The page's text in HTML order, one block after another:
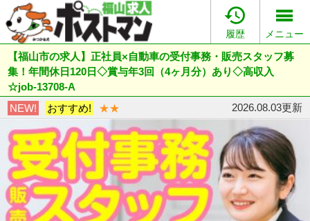

履歴 メニュー
【福山市の求人】正社員×自動車の受付事務・販売スタッフ募
集！年間休日120日◇賞与年3回（4ヶ月分）あり◇高収入
☆job-13708-A
NEW!
おすすめ! ★★ 2026.08.03更新